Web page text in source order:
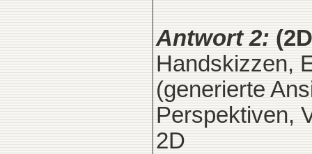
Antwort 2:
Handskizzen,
(generierte
Perspektiven,
2D